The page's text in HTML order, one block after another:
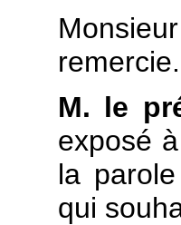
remercie.
M. le
exposé
la
qui